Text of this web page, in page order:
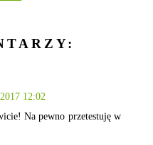
12:02
Na pewno przetestuję w